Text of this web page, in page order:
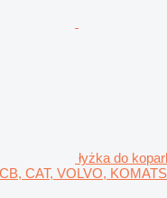
łyżka do
CAT, VOLVO,